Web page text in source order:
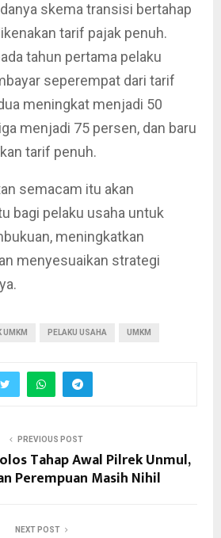
skema transisi bertahap
tarif pajak penuh.
tahun pertama pelaku
seperempat dari tarif
meningkat menjadi 50
menjadi 75 persen, dan baru
tarif penuh.
semacam itu akan
bagi pelaku usaha untuk
meningkatkan
menyesuaikan strategi
UMKM PELAKU USAHA UMKM
PREVIOUS POST
Tahap Awal Pilrek Unmul,
Perempuan Masih Nihil
NEXT POST